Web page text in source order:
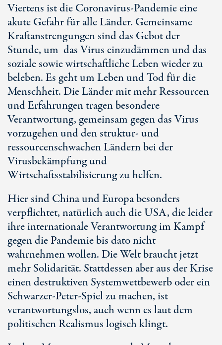
Viertens ist die Coronavirus-Pandemie eine
akute Gefahr für alle Länder. Gemeinsame
Kraftanstrengungen sind das Gebot der
Stunde, um das Virus einzudämmen und das
soziale sowie wirtschaftliche Leben wieder zu
beleben. Es geht um Leben und Tod für die
Menschheit. Die Länder mit mehr Ressourcen
und Erfahrungen tragen besondere
Verantwortung, gemeinsam gegen das Virus
vorzugehen und den struktur- und
ressourcenschwachen Ländern bei der
Virusbekämpfung und
Wirtschaftsstabilisierung zu helfen.
Hier sind China und Europa besonders
verpflichtet, natürlich auch die USA, die leider
ihre internationale Verantwortung im Kampf
gegen die Pandemie bis dato nicht
wahrnehmen wollen. Die Welt braucht jetzt
mehr Solidarität. Stattdessen aber aus der Krise
einen destruktiven Systemwettbewerb oder ein
Schwarzer-Peter-Spiel zu machen, ist
verantwortungslos, auch wenn es laut dem
politischen Realismus logisch klingt.